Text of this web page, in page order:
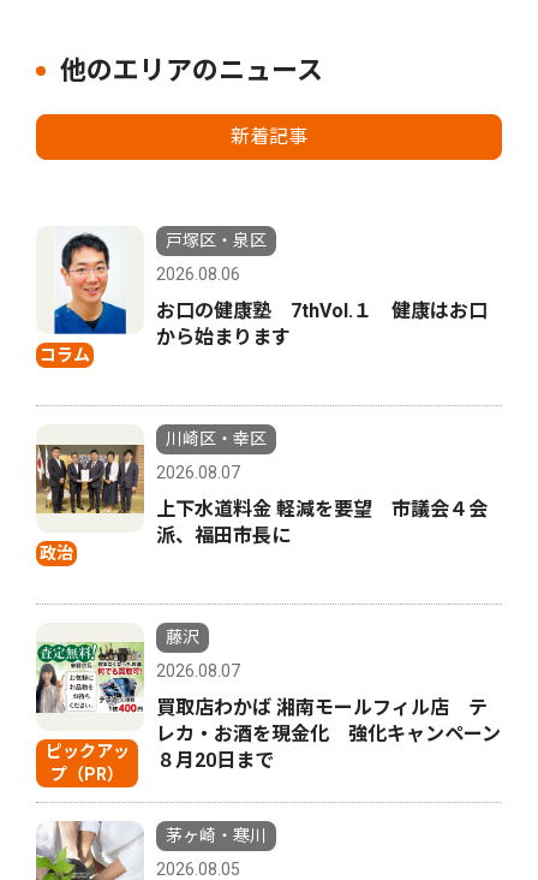
他のエリアのニュース
新着記事
コラム
戸塚区・泉区
2026.08.06
お口の健康塾 7thVol.１ 健康はお口
から始まります
政治
川崎区・幸区
2026.08.07
上下水道料金 軽減を要望 市議会４会
派、福田市長に
ピックアッ
プ（PR）
藤沢
2026.08.07
買取店わかば 湘南モールフィル店 テ
レカ・お酒を現金化 強化キャンペーン
８月20日まで
茅ヶ崎・寒川
2026.08.05